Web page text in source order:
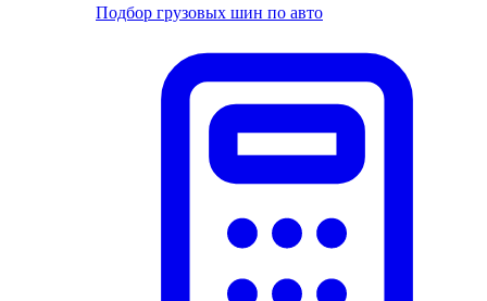
Подбор грузовых шин по авто